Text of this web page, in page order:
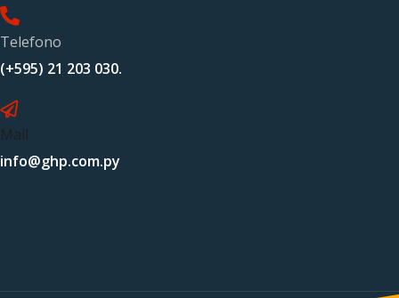
Telefono
(+595) 21 203 030.
Mail
info@ghp.com.py